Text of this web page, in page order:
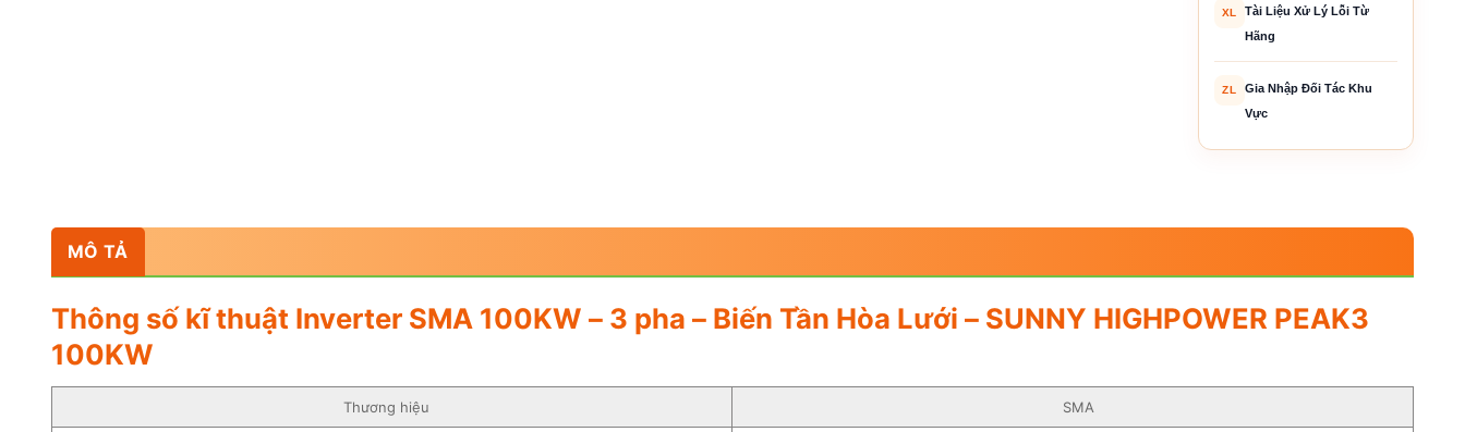
XL
Tài Liệu Xử Lý Lỗi Từ
Hãng
ZL
Gia Nhập Đối Tác Khu
Vực
MÔ TẢ
Thông số kĩ thuật Inverter SMA 100KW – 3 pha – Biến Tần Hòa Lưới – SUNNY HIGHPOWER PEAK3
100KW
Thương hiệu SMA